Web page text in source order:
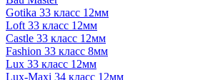
Gotika 33 класс 12мм
Loft 33 класс 12мм
Castle 33 класс 12мм
Fashion 33 класс 8мм
Lux 33 класс 12мм
Lux-Maxi 34 класс 12мм